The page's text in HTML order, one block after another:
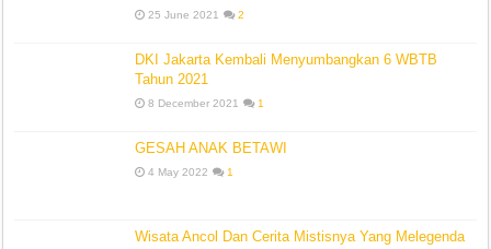
25 June 2021 2
DKI Jakarta Kembali Menyumbangkan 6 WBTB
Tahun 2021
8 December 2021 1
GESAH ANAK BETAWI
4 May 2022 1
Wisata Ancol Dan Cerita Mistisnya Yang Melegenda